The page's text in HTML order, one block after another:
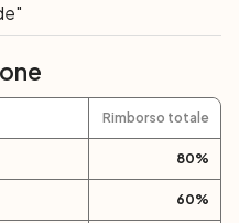
costeggiano le strade. I
ci accompagneranno
dell’isola, fino a
Intorno a
per ritornare a
visita del centro storico di
protetti dall’Unesco.
Rimborso totale
80%
60%